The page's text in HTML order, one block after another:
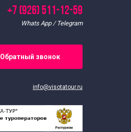
+7 (926) 511-12-59
Whats App / Telegram
Обратный звонок
info@visotatour.ru